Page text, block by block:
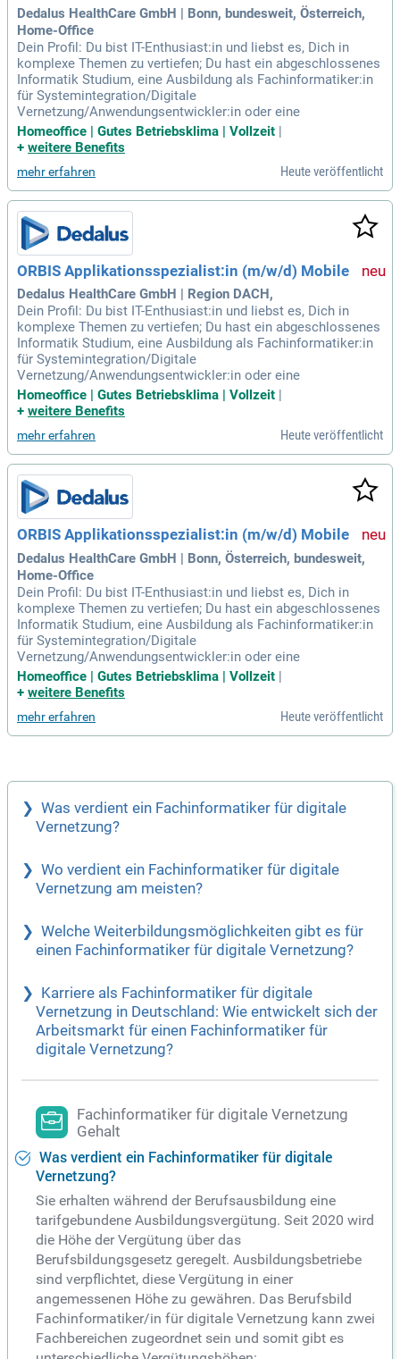
Dedalus HealthCare GmbH | Bonn, bundesweit, Österreich,
Home-Office
Dein Profil: Du bist IT-Enthusiast:in und liebst es, Dich in
komplexe Themen zu vertiefen; Du hast ein abgeschlossenes
Informatik Studium, eine Ausbildung als Fachinformatiker:in
für Systemintegration/Digitale
Vernetzung/Anwendungsentwickler:in oder eine
Homeoffice | Gutes Betriebsklima | Vollzeit |
+ weitere Benefits
mehr erfahren Heute veröffentlicht
ORBIS Applikationsspezialist:in (m/w/d) Mobile
Dedalus HealthCare GmbH | Region DACH,
Dein Profil: Du bist IT-Enthusiast:in und liebst es, Dich in
komplexe Themen zu vertiefen; Du hast ein abgeschlossenes
Informatik Studium, eine Ausbildung als Fachinformatiker:in
für Systemintegration/Digitale
Vernetzung/Anwendungsentwickler:in oder eine
Homeoffice | Gutes Betriebsklima | Vollzeit
+ weitere Benefits
mehr erfahren Heute veröffentlicht
ORBIS Applikationsspezialist:in (m/w/d) Mobile
Dedalus HealthCare GmbH | Bonn, Österreich, bundesweit,
Home-Office
Dein Profil: Du bist IT-Enthusiast:in und liebst es, Dich in
komplexe Themen zu vertiefen; Du hast ein abgeschlossenes
Informatik Studium, eine Ausbildung als Fachinformatiker:in
für Systemintegration/Digitale
Vernetzung/Anwendungsentwickler:in oder eine
Homeoffice | Gutes Betriebsklima | Vollzeit |
+ weitere Benefits
mehr erfahren Heute veröffentlicht
Was verdient ein Fachinformatiker für digitale
Vernetzung?
Wo verdient ein Fachinformatiker für digitale
Vernetzung am meisten?
Welche Weiterbildungsmöglichkeiten gibt es für
einen Fachinformatiker für digitale Vernetzung?
Karriere als Fachinformatiker für digitale
Vernetzung in Deutschland: Wie entwickelt sich der
Arbeitsmarkt für einen Fachinformatiker für
digitale Vernetzung?
Fachinformatiker für digitale Vernetzung
Gehalt
Was verdient ein Fachinformatiker für digitale
Vernetzung?
Sie erhalten während der Berufsausbildung eine
tarifgebundene Ausbildungsvergütung. Seit 2020 wird
die Höhe der Vergütung über das
Berufsbildungsgesetz geregelt. Ausbildungsbetriebe
sind verpflichtet, diese Vergütung in einer
angemessenen Höhe zu gewähren. Das Berufsbild
Fachinformatiker/in für digitale Vernetzung kann zwei
Fachbereichen zugeordnet sein und somit gibt es